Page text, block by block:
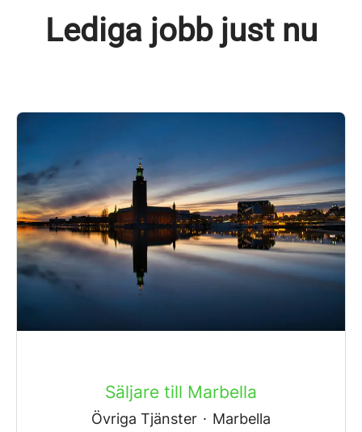
Lediga jobb just nu
Säljare till Marbella
Övriga Tjänster · Marbella